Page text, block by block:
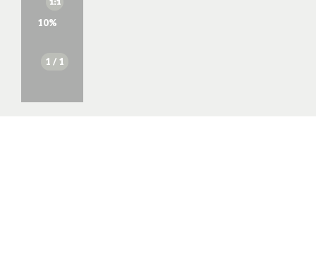
10%
1 / 1